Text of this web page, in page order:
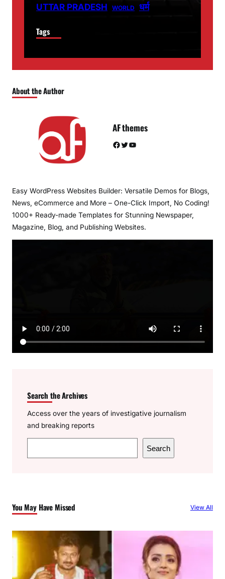
UTTAR PRADESH WORLD धर्म
Tags
About the Author
AF themes
Facebook Twitter YouTube
Easy WordPress Websites Builder: Versatile Demos for Blogs,
News, eCommerce and More – One-Click Import, No Coding!
1000+ Ready-made Templates for Stunning Newspaper,
Magazine, Blog, and Publishing Websites.
Search the Archives
Access over the years of investigative journalism
and breaking reports
e
h
Search
You May Have Missed View All